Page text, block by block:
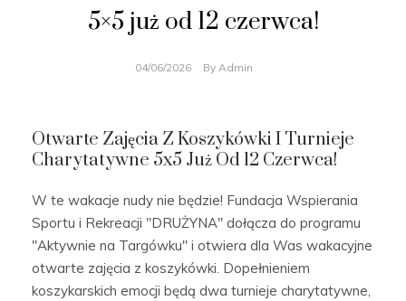
5×5 już od 12 czerwca!
04/06/2026 By Admin
Otwarte Zajęcia Z Koszykówki I Turnieje
Charytatywne 5x5 Już Od 12 Czerwca!
W te wakacje nudy nie będzie! Fundacja Wspierania
Sportu i Rekreacji "DRUŻYNA" dołącza do programu
"Aktywnie na Targówku" i otwiera dla Was wakacyjne
otwarte zajęcia z koszykówki. Dopełnieniem
koszykarskich emocji będą dwa turnieje charytatywne,